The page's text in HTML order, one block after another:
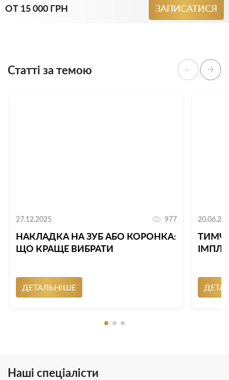
ОТ 15 000 ГРН ЗАПИСАТИСЯ
Статті за темою
27.12.2025 977
НАКЛАДКА НА ЗУБ АБО КОРОНКА:
ЩО КРАЩЕ ВИБРАТИ
ДЕТАЛЬНІШЕ
Наші спеціалісти